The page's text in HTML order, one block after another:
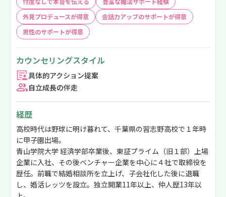
外見プロデュースが得意
会話力アップのサポートが得意
男性のサポートが得意
カウンセリングスタイル
具体的アクション提案
自立成長の伴走
経歴
高校時代は野球に明け暮れて、千葉県の習志野高校で１年時
に甲子園出場。
青山学院大学 経済学部卒業後、東証プライム（旧１部）上場
企業に入社、その後ベンチャー企業を中心に４社で取締役を
歴任。前職で結婚相談所を立上げ、子会社化した後に退職
し、婚活レッツを設立。独立開業11年以上、仲人歴13年以